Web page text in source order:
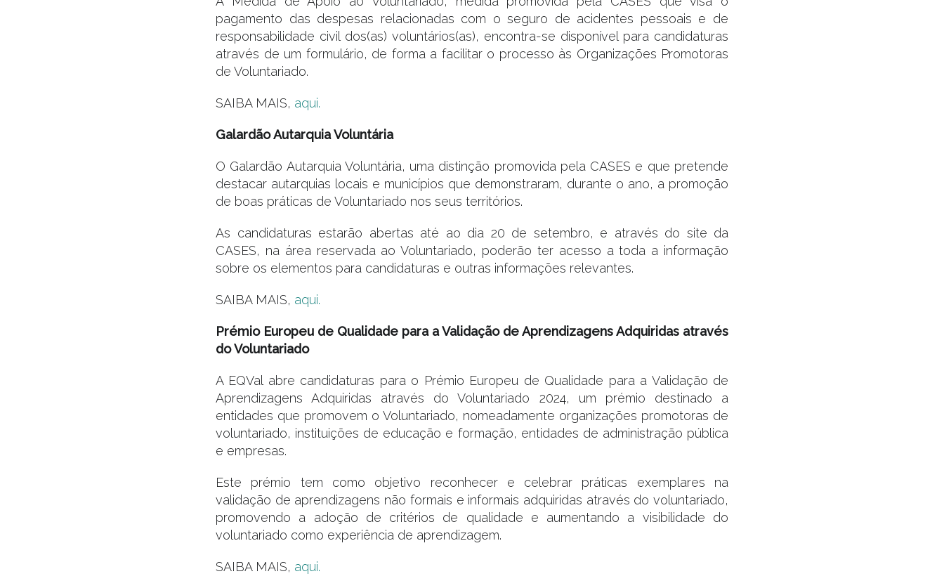
pagamento das despesas relacionadas com o seguro de acidentes pessoais e de
responsabilidade civil dos(as) voluntários(as), encontra-se disponível para candidaturas
através de um formulário, de forma a facilitar o processo às Organizações Promotoras
de Voluntariado.
SAIBA MAIS, aqui.
Galardão Autarquia Voluntária
O Galardão Autarquia Voluntária, uma distinção promovida pela CASES e que pretende
destacar autarquias locais e municípios que demonstraram, durante o ano, a promoção
de boas práticas de Voluntariado nos seus territórios.
As candidaturas estarão abertas até ao dia 20 de setembro, e através do site da
CASES, na área reservada ao Voluntariado, poderão ter acesso a toda a informação
sobre os elementos para candidaturas e outras informações relevantes.
SAIBA MAIS, aqui.
Prémio Europeu de Qualidade para a Validação de Aprendizagens Adquiridas através
do Voluntariado
A EQVal abre candidaturas para o Prémio Europeu de Qualidade para a Validação de
Aprendizagens Adquiridas através do Voluntariado 2024, um prémio destinado a
entidades que promovem o Voluntariado, nomeadamente organizações promotoras de
voluntariado, instituições de educação e formação, entidades de administração pública
e empresas.
Este prémio tem como objetivo reconhecer e celebrar práticas exemplares na
validação de aprendizagens não formais e informais adquiridas através do voluntariado,
promovendo a adoção de critérios de qualidade e aumentando a visibilidade do
voluntariado como experiência de aprendizagem.
SAIBA MAIS, aqui.